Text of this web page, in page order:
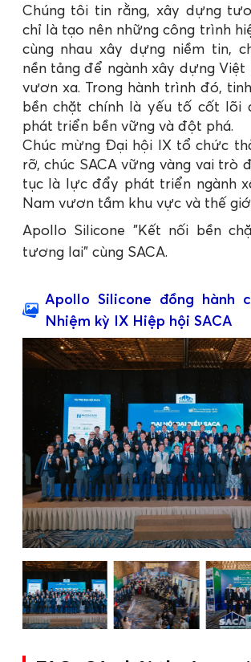
Chúng tôi tin rằng, xây dựng
chỉ là tạo nên những công trình
cùng nhau xây dựng niềm tin,
nền tảng để ngành xây dựng
vươn xa. Trong hành trình đó,
bền chặt chính là yếu tố cốt lõi
phát triển bền vững và đột phá.
Chúc mừng Đại hội IX tổ chức
rỡ, chúc SACA vững vàng vai trò
tục là lực đẩy phát triển ngành
Nam vươn tầm khu vực và thế
Apollo Silicone "Kết nối bền
tương lai" cùng SACA.
Apollo Silicone đồng hành
Nhiệm kỳ IX Hiệp hội SACA